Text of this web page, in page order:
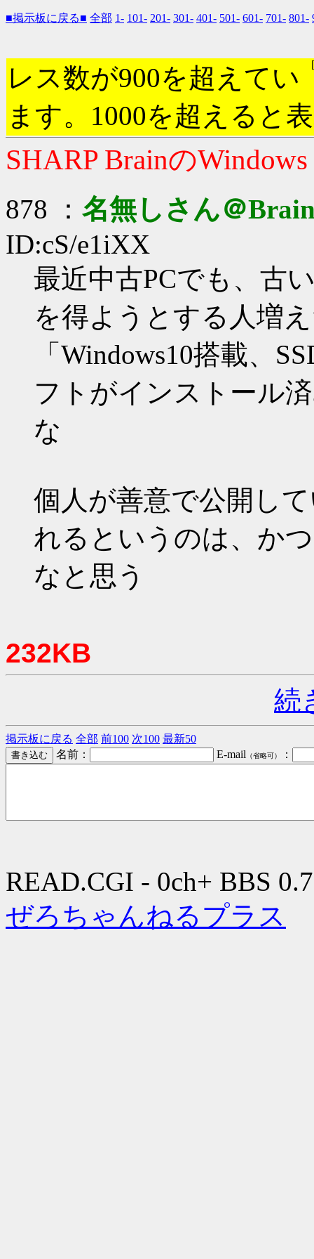
■掲示板に戻る■ 全部 1- 101- 201- 301- 401- 501- 601- 701- 801-
レス数が900を超えてい
ます。1000を超えると
SHARP Brainの
878 ： 名無しさん＠
ID:cS/e1iXX
最近中古PCでも、古
を得ようとする人増
「Windows10搭載、
フトがインストール
な
個人が善意で公開し
れるというのは、か
なと思う
232KB
続
掲示板に戻る 全部 前100 次100 最新50
名前：
E-mail （省略可） ：
READ.CGI - 0ch+ BBS
ぜろちゃんねるプラス